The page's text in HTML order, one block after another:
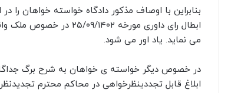
ابطال رای داوری
می نماید. یاد اور می شود.
در خصوص دیگر خواسته ی خواهان به شرح برگ
ابلاغ قابل تجددینظرخواهی در محاکم محترم